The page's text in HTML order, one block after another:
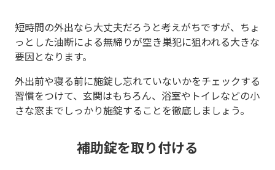
短時間の外出なら大丈夫だろうと考えがちですが、ちょ
っとした油断による無締りが空き巣犯に狙われる大きな
要因となります。
外出前や寝る前に施錠し忘れていないかをチェックする
習慣をつけて、玄関はもちろん、浴室やトイレなどの小
さな窓までしっかり施錠することを徹底しましょう。
補助錠を取り付ける